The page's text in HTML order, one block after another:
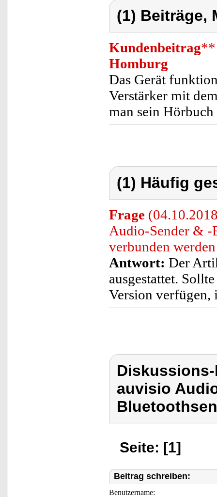
(1) Beiträge,
Kundenbeitrag**
Homburg
Das Gerät
Verstärker mit
man sein
(1) Häufig
Frage
Audio-Sender & -
verbunden
Antwort: Der
ausgestattet.
Version
auvisio
Seite: [1]
Beitrag schreiben:
Benutzername: